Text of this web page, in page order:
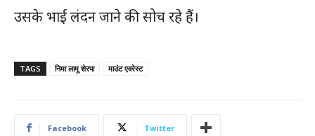
उसके भाई लंदन जाने की सोच रहे हैं।
TAGS निमा लामू शेरपा माउंट एवरेस्ट
Facebook Twitter